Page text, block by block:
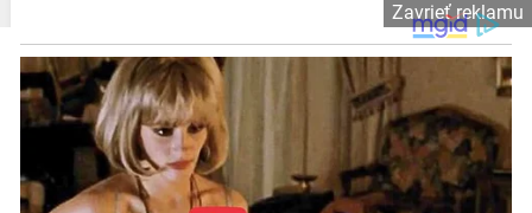
Zavrieť reklamu